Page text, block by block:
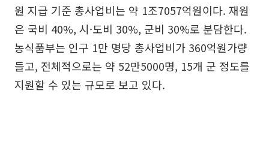
원 지급 기준 총사업비는 약 1조7057억원이다. 재원
은 국비 40%, 시·도비 30%, 군비 30%로 분담한다.
농식품부는 인구 1만 명당 총사업비가 360억원가량
들고, 전체적으로는 약 52만5000명, 15개 군 정도를
지원할 수 있는 규모로 보고 있다.